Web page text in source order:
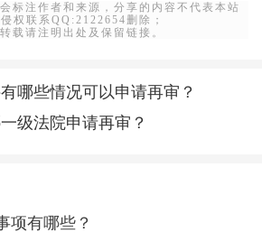
标注作者和来源，分享的内容不代表本站
权联系QQ:2122654删除；
载请注明出处及保留链接。
哪些情况可以申请再审？
级法院申请再审？
项有哪些？